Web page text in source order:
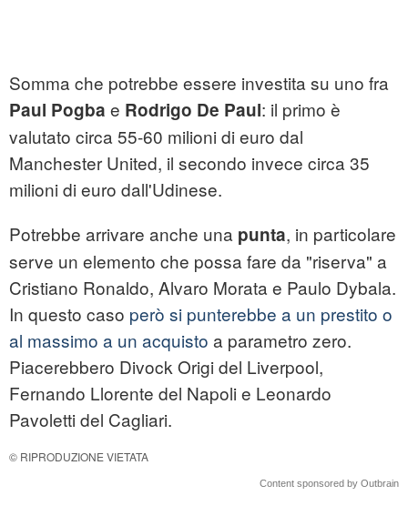
Somma che potrebbe essere investita su uno fra
Paul Pogba e Rodrigo De Paul: il primo è
valutato circa 55-60 milioni di euro dal
Manchester United, il secondo invece circa 35
milioni di euro dall'Udinese.
Potrebbe arrivare anche una punta, in particolare
serve un elemento che possa fare da "riserva" a
Cristiano Ronaldo, Alvaro Morata e Paulo Dybala.
In questo caso però si punterebbe a un prestito o
al massimo a un acquisto a parametro zero.
Piacerebbero Divock Origi del Liverpool,
Fernando Llorente del Napoli e Leonardo
Pavoletti del Cagliari.
© RIPRODUZIONE VIETATA
Content sponsored by Outbrain